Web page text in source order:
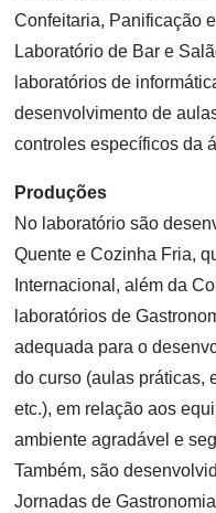
Confeitaria, Panificação
Laboratório de Bar e
laboratórios de
desenvolvimento de
controles específicos da
Produções
No laboratório são
Quente e Cozinha Fria,
Internacional, além da
laboratórios de
adequada para o
do curso (aulas práticas,
etc.), em relação aos
ambiente agradável e
Também, são
Jornadas de